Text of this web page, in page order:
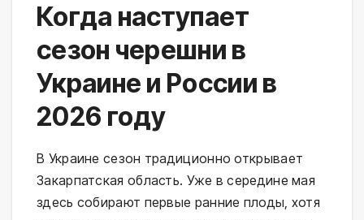
Когда наступает
сезон черешни в
Украине и России в
2026 году
В Украине сезон традиционно открывает
Закарпатская область. Уже в середине мая
здесь собирают первые ранние плоды, хотя